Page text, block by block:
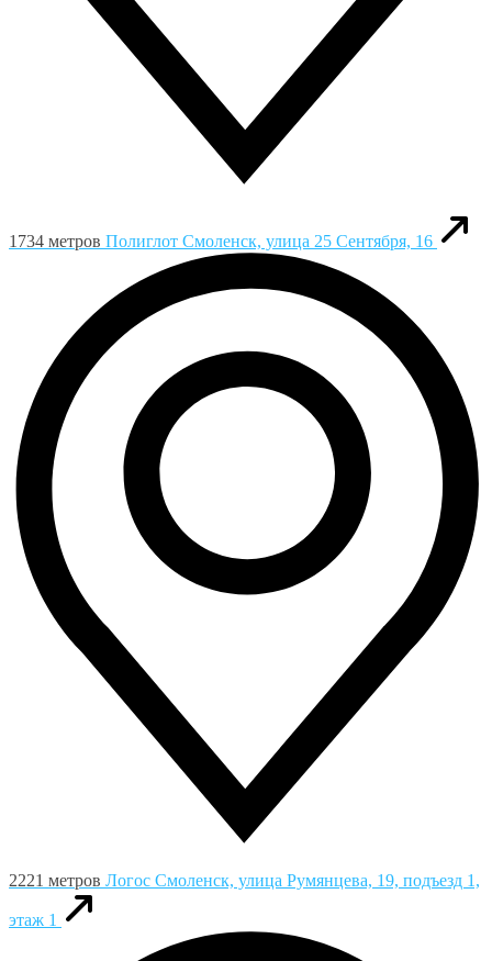
1734 метров Полиглот Смоленск, улица 25 Сентября, 16
2221 метров Логос Смоленск, улица Румянцева, 19, подъезд 1,
этаж 1